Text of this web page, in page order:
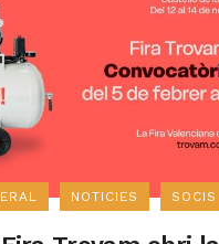
NOTICIES SOCIS